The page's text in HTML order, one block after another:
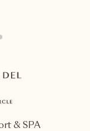
& SPA